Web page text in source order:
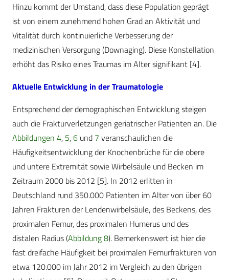
Hinzu kommt der Umstand, dass diese Population geprägt
ist von einem zunehmend hohen Grad an Aktivität und
Vitalität durch kontinuierliche Verbesserung der
medizinischen Versorgung (Downaging). Diese Konstellation
erhöht das Risiko eines Traumas im Alter signifikant [4].
Aktuelle Entwicklung in der Traumatologie
Entsprechend der demographischen Entwicklung steigen
auch die Frakturverletzungen geriatrischer Patienten an. Die
Abbildungen 4, 5,6 und 7 veranschaulichen die
Häufigkeitsentwicklung der Knochenbrüche für die obere
und untere Extremität sowie Wirbelsäule und Becken im
Zeitraum 2000 bis 2012 [5]. In 2012 erlitten in
Deutschland rund 350.000 Patienten im Alter von über 60
Jahren Frakturen der Lendenwirbelsäule, des Beckens, des
proximalen Femur, des proximalen Humerus und des
distalen Radius (Abbildung 8). Bemerkenswert ist hier die
fast dreifache Häufigkeit bei proximalen Femurfrakturen von
etwa 120.000 im Jahr 2012 im Vergleich zu den übrigen